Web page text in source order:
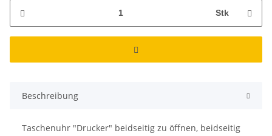
Stk
Beschreibung
Taschenuhr "Drucker" beidseitig zu öffnen, beidseitig